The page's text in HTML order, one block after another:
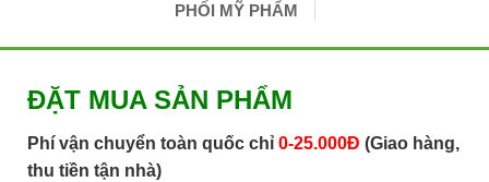
PHỐI MỸ PHẨM
ĐẶT MUA SẢN PHẨM
Phí vận chuyển toàn quốc chỉ 0-25.000Đ (Giao hàng,
thu tiền tận nhà)